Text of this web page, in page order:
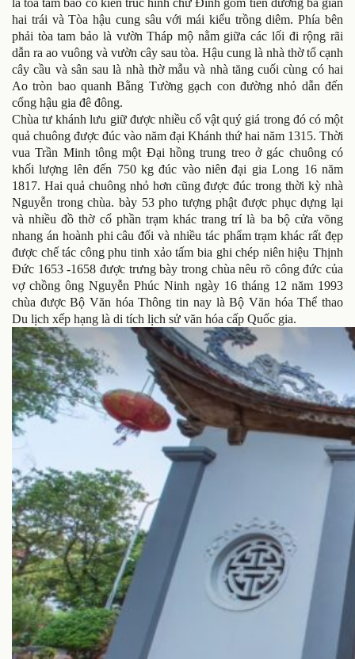
hai trái và Tòa hậu cung sâu với mái kiểu trồng diêm. Phía bên
phải tòa tam bảo là vườn Tháp mộ nằm giữa các lối đi rộng rãi
dẫn ra ao vuông và vườn cây sau tòa. Hậu cung là nhà thờ tổ cạnh
cây cầu và sân sau là nhà thờ mẫu và nhà tăng cuối cùng có hai
Ao tròn bao quanh Bằng Tường gạch con đường nhỏ dẫn đến
cổng hậu gia đê đông.
Chùa tư khánh lưu giữ được nhiều cổ vật quý giá trong đó có một
quả chuông được đúc vào năm đại Khánh thứ hai năm 1315. Thời
vua Trần Minh tông một Đại hồng trung treo ở gác chuông có
khối lượng lên đến 750 kg đúc vào niên đại gia Long 16 năm
1817. Hai quả chuông nhỏ hơn cũng được đúc trong thời kỳ nhà
Nguyễn trong chùa. bày 53 pho tượng phật được phục dựng lại
và nhiều đồ thờ cổ phần trạm khác trang trí là ba bộ cửa võng
nhang án hoành phi câu đối và nhiều tác phẩm trạm khác rất đẹp
được chế tác công phu tinh xảo tấm bia ghi chép niên hiệu Thịnh
Đức 1653 -1658 được trưng bày trong chùa nêu rõ công đức của
vợ chồng ông Nguyễn Phúc Ninh ngày 16 tháng 12 năm 1993
chùa được Bộ Văn hóa Thông tin nay là Bộ Văn hóa Thể thao
Du lịch xếp hạng là di tích lịch sử văn hóa cấp Quốc gia.